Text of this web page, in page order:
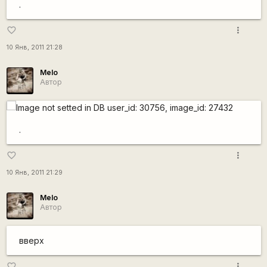
.
favorite_border
10 Янв, 2011 21:28
more_vert
Melo
Автор
.
favorite_border
10 Янв, 2011 21:29
more_vert
Melo
Автор
вверх